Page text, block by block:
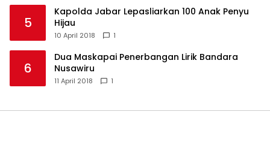
5
Kapolda Jabar Lepasliarkan 100 Anak Penyu
Hijau
10 April 2018 1
6
Dua Maskapai Penerbangan Lirik Bandara
Nusawiru
11 April 2018 1